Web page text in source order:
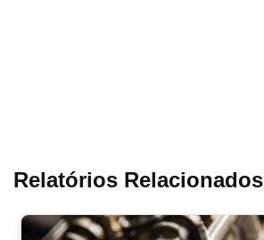
Relatórios Relacionados